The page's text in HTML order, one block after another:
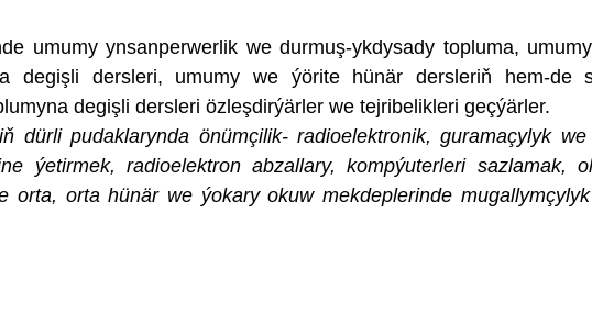
umumy ynsanperwerlik we durmuş-ykdysady topluma,
degişli dersleri, umumy we ýörite hünär dersleriň hem-de
degişli dersleri özleşdirýärler we tejribelikleri geçýärler.
dürli pudaklarynda önümçilik- radioelektronik, guramaçylyk we
ýetirmek, radioelektron abzallary, kompýuterleri sazlamak,
orta, orta hünär we ýokary okuw mekdeplerinde